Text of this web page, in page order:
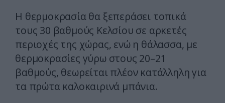
Η θερμοκρασία θα ξεπεράσει τοπικά
τους 30 βαθμούς Κελσίου σε αρκετές
περιοχές της χώρας, ενώ η θάλασσα, με
θερμοκρασίες γύρω στους 20–21
βαθμούς, θεωρείται πλέον κατάλληλη για
τα πρώτα καλοκαιρινά μπάνια.